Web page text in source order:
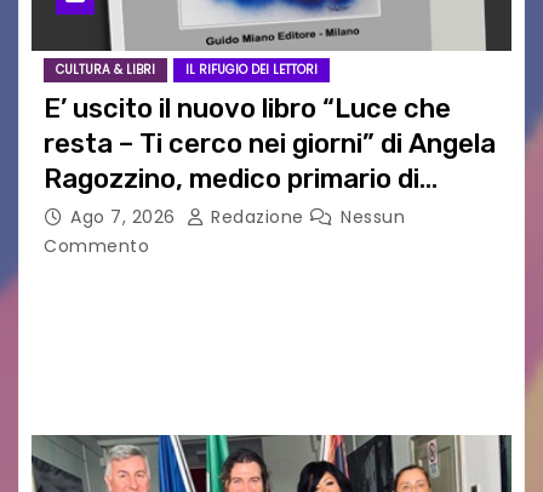
CULTURA & LIBRI IL RIFUGIO DEI LETTORI
E’ uscito il nuovo libro “Luce che
resta – Ti cerco nei giorni” di Angela
Ragozzino, medico primario di
Capua
Ago 7, 2026 Redazione
Nessun
Commento